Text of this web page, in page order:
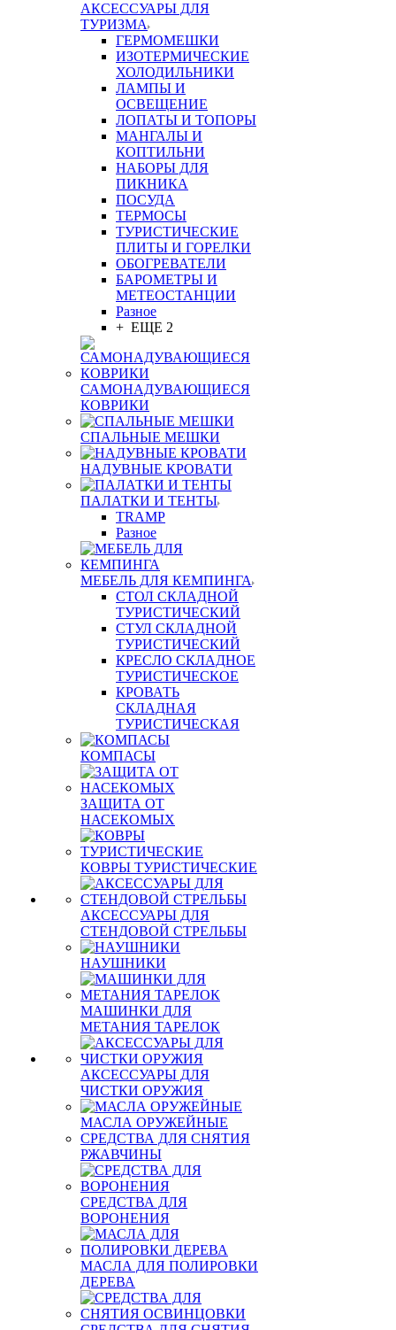
АКСЕССУАРЫ ДЛЯ
ТУРИЗМА
ГЕРМОМЕШКИ
ИЗОТЕРМИЧЕСКИЕ
ХОЛОДИЛЬНИКИ
ЛАМПЫ И
ОСВЕЩЕНИЕ
ЛОПАТЫ И ТОПОРЫ
МАНГАЛЫ И
КОПТИЛЬНИ
НАБОРЫ ДЛЯ
ПИКНИКА
ПОСУДА
ТЕРМОСЫ
ТУРИСТИЧЕСКИЕ
ПЛИТЫ И ГОРЕЛКИ
ОБОГРЕВАТЕЛИ
БАРОМЕТРЫ И
МЕТЕОСТАНЦИИ
Разное
+ ЕЩЕ 2
САМОНАДУВАЮЩИЕСЯ
КОВРИКИ
СПАЛЬНЫЕ МЕШКИ
НАДУВНЫЕ КРОВАТИ
ПАЛАТКИ И ТЕНТЫ
TRAMP
Разное
МЕБЕЛЬ ДЛЯ КЕМПИНГА
СТОЛ СКЛАДНОЙ
ТУРИСТИЧЕСКИЙ
СТУЛ СКЛАДНОЙ
ТУРИСТИЧЕСКИЙ
КРЕСЛО СКЛАДНОЕ
ТУРИСТИЧЕСКОЕ
КРОВАТЬ
СКЛАДНАЯ
ТУРИСТИЧЕСКАЯ
КОМПАСЫ
ЗАЩИТА ОТ
НАСЕКОМЫХ
КОВРЫ ТУРИСТИЧЕСКИЕ
АКСЕССУАРЫ ДЛЯ
СТЕНДОВОЙ СТРЕЛЬБЫ
НАУШНИКИ
МАШИНКИ ДЛЯ
МЕТАНИЯ ТАРЕЛОК
АКСЕССУАРЫ ДЛЯ
ЧИСТКИ ОРУЖИЯ
МАСЛА ОРУЖЕЙНЫЕ
СРЕДСТВА ДЛЯ СНЯТИЯ
РЖАВЧИНЫ
СРЕДСТВА ДЛЯ
ВОРОНЕНИЯ
МАСЛА ДЛЯ ПОЛИРОВКИ
ДЕРЕВА